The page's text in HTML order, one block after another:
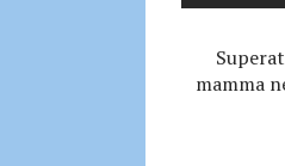
mamma